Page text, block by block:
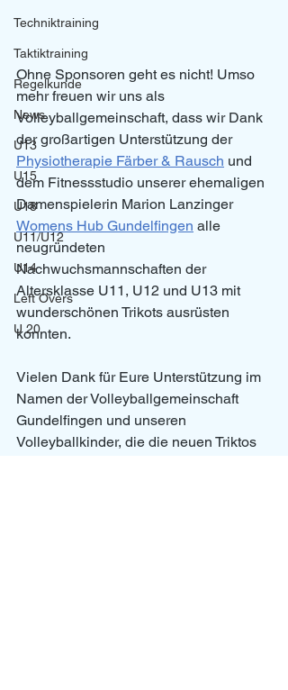
Techniktraining
Taktiktraining
Regelkunde
News
U13
U15
U18
U11/U12
U14
Left Overs
U 20
Ohne Sponsoren geht es nicht! Umso
mehr freuen wir uns als
Volleyballgemeinschaft, dass wir Dank
der großartigen Unterstützung der
Physiotherapie Färber & Rausch und
dem Fitnessstudio unserer ehemaligen
Damenspielerin Marion Lanzinger
Womens Hub Gundelfingen alle
neugründeten
Nachwuchsmannschaften der
Altersklasse U11, U12 und U13 mit
wunderschönen Trikots ausrüsten
konnten.
Vielen Dank für Eure Unterstützung im
Namen der Volleyballgemeinschaft
Gundelfingen und unseren
Volleyballkinder, die die neuen Triktos